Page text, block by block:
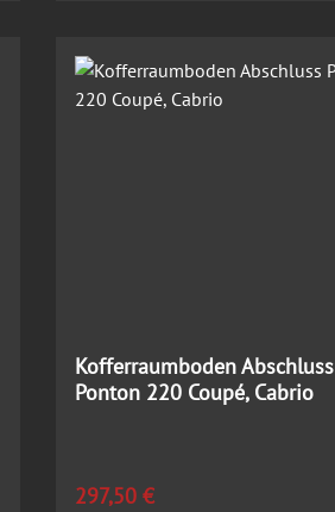
Kofferraumboden Abschluss
Ponton 220 Coupé, Cabrio
Regulärer Preis:
297,50 €